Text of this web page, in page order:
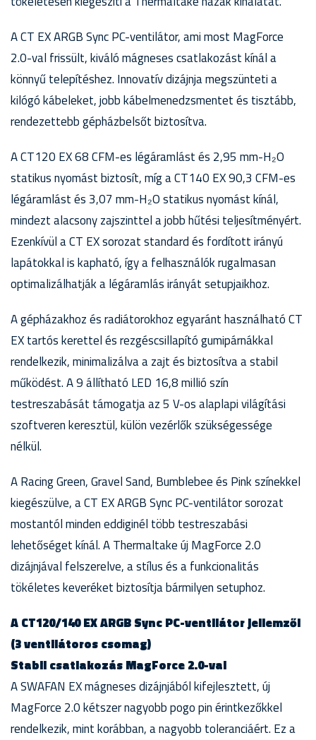
A CT EX ARGB Sync PC-ventilátor, ami most MagForce
2.0-val frissült, kiváló mágneses csatlakozást kínál a
könnyű telepítéshez. Innovatív dizájnja megszünteti a
kilógó kábeleket, jobb kábelmenedzsmentet és tisztább,
rendezettebb gépházbelsőt biztosítva.
A CT120 EX 68 CFM-es légáramlást és 2,95 mm-H₂O
statikus nyomást biztosít, míg a CT140 EX 90,3 CFM-es
légáramlást és 3,07 mm-H₂O statikus nyomást kínál,
mindezt alacsony zajszinttel a jobb hűtési teljesítményért.
Ezenkívül a CT EX sorozat standard és fordított irányú
lapátokkal is kapható, így a felhasználók rugalmasan
optimalizálhatják a légáramlás irányát setupjaikhoz.
A gépházakhoz és radiátorokhoz egyaránt használható CT
EX tartós kerettel és rezgéscsillapító gumipárnákkal
rendelkezik, minimalizálva a zajt és biztosítva a stabil
működést. A 9 állítható LED 16,8 millió szín
testreszabását támogatja az 5 V-os alaplapi világítási
szoftveren keresztül, külön vezérlők szükségessége
nélkül.
A Racing Green, Gravel Sand, Bumblebee és Pink színekkel
kiegészülve, a CT EX ARGB Sync PC-ventilátor sorozat
mostantól minden eddiginél több testreszabási
lehetőséget kínál. A Thermaltake új MagForce 2.0
dizájnjával felszerelve, a stílus és a funkcionalitás
tökéletes keveréket biztosítja bármilyen setuphoz.
A CT120/140 EX ARGB Sync PC-ventilátor jellemzői
(3 ventilátoros csomag)
Stabil csatlakozás MagForce 2.0-val
A SWAFAN EX mágneses dizájnjából kifejlesztett, új
MagForce 2.0 kétszer nagyobb pogo pin érintkezőkkel
rendelkezik, mint korábban, a nagyobb toleranciáért. Ez a